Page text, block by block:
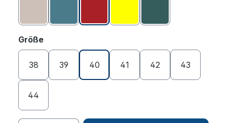
Größeauswählen
38 39 40 41 42 43
44